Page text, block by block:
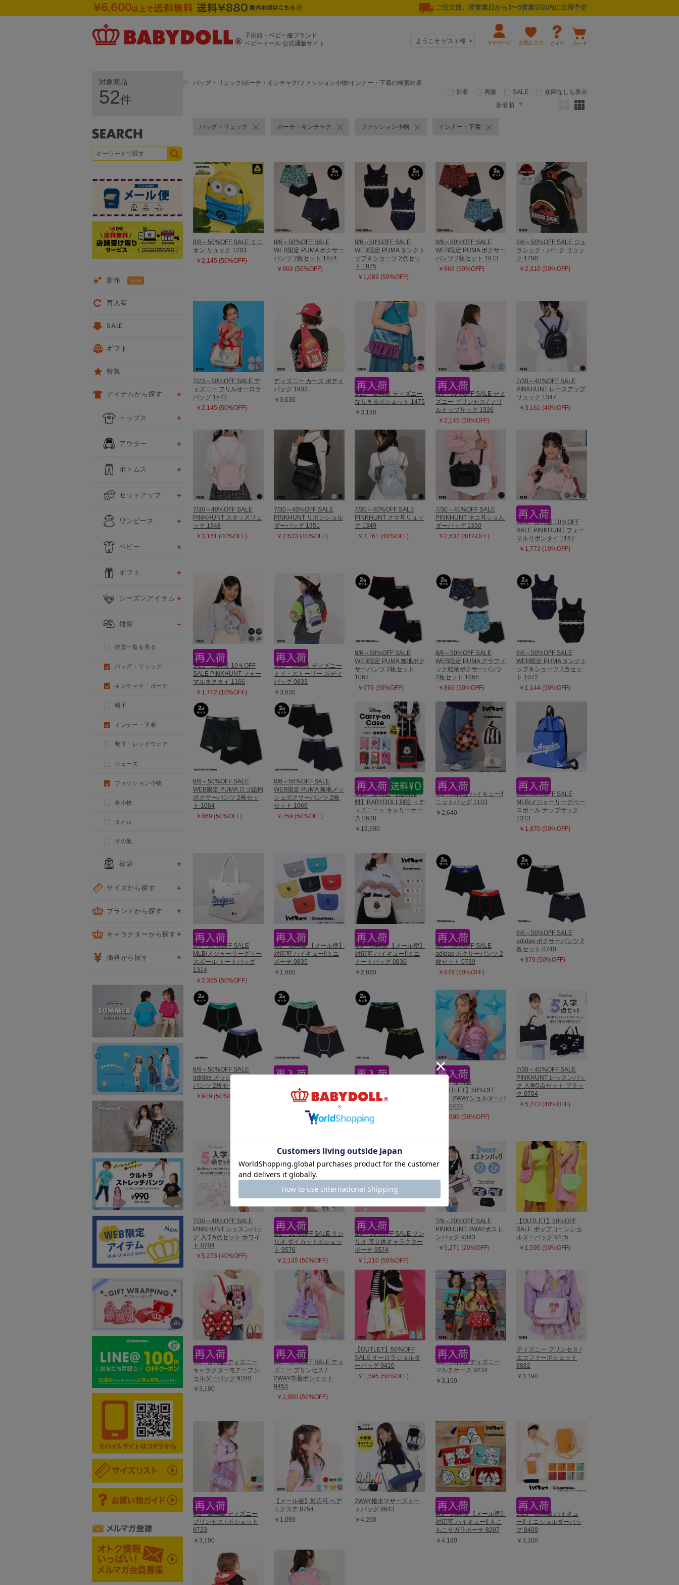
ご注文後、翌営業日から3〜5営業日以内に出荷予定
子供服・ベビー服ブランド
ベビードール 公式通販サイト
ようこそ ゲスト様
バッグ・リュック/ポーチ・キンチャク/ファッション小物/インナー・下着の検索結果
新着
再販 SALE
在庫なしも表示
新着順
バッグ・リュック ポーチ・キンチャク ファッション小物 インナー・下着
8/6～50%OFF SALE ミニ
オン リュック 1283
￥2,145 (50%OFF)
8/6～50%OFF SALE
WEB限定 PUMA ボクサー
パンツ 2枚セット 1874
￥869 (50%OFF)
8/6～50%OFF SALE
WEB限定 PUMA タンクト
ップ＆ショーツ 2点セッ
ト 1875
￥1,089 (50%OFF)
8/6～50%OFF SALE
WEB限定 PUMA ボクサー
パンツ 2枚セット 1873
￥869 (50%OFF)
8/6～50%OFF SALE ジュ
ラシック・パーク リュッ
ク 1298
￥2,310 (50%OFF)
7/23～50%OFF SALE デ
ィズニー フリルオーロラ
バッグ 1573
￥2,145 (50%OFF)
ディズニー カーズ ボディ
バッグ 1603
￥3,630
3/23一部再販 ディズニー
なりきるポシェット 1475
￥3,190
8/6～50%OFF SALE ディ
ズニー プリンセス / フリ
ルナップサック 1326
￥2,145 (50%OFF)
7/30～40%OFF SALE
PINKHUNT レースアップ
リュック 1347
￥3,161 (40%OFF)
7/30～40%OFF SALE
PINKHUNT スタッズリュ
ック 1348
￥3,161 (40%OFF)
7/30～40%OFF SALE
PINKHUNT リボンショル
ダーバッグ 1351
￥2,633 (40%OFF)
7/30～40%OFF SALE
PINKHUNT クマ耳リュッ
ク 1349
￥3,161 (40%OFF)
7/30～40%OFF SALE
PINKHUNT ネコ耳ショル
ダーバッグ 1350
￥2,633 (40%OFF)
3/23一部再販 10％OFF
SALE PINKHUNT フォー
マルリボンタイ 1167
￥1,772 (10%OFF)
3/23一部再販 10％OFF
SALE PINKHUNT フォー
マルネクタイ 1166
￥1,772 (10%OFF)
3/23一部再販 ディズニー
トイ・ストーリー ボディ
バッグ 0833
￥3,630
8/6～50%OFF SALE
WEB限定 PUMA 無地ボク
サーパンツ 2枚セット
1063
￥979 (50%OFF)
8/6～50%OFF SALE
WEB限定 PUMA グラフィ
ック総柄ボクサーパンツ
2枚セット 1065
￥869 (50%OFF)
8/6～50%OFF SALE
WEB限定 PUMA タンクト
ップ＆ショーツ 2点セッ
ト 1072
￥1,144 (50%OFF)
8/6～50%OFF SALE
WEB限定 PUMA ロゴ総柄
ボクサーパンツ 2枚セッ
ト 1064
￥869 (50%OFF)
8/6～50%OFF SALE
WEB限定 PUMA 無地メッ
シュボクサーパンツ 2枚
セット 1066
￥759 (50%OFF)
5/18一部再販 【送料無
料】BABYDOLL別注 ＜デ
ィズニー＞ キャリーケー
ス 0638
￥19,690
4/3一部再販 ハイキュー!!
ニットバッグ 1103
￥2,640
8/6～50%OFF SALE
MLB/メジャーリーグベー
スボール ナップサック
1313
￥1,870 (50%OFF)
8/6～50%OFF SALE
MLB/メジャーリーグベー
スボール トートバッグ
1314
￥2,365 (50%OFF)
4/3一部再販 【メール便】
対応可 ハイキュー!!ミニ
ポーチ 0835
￥1,980
4/3一部再販 【メール便】
対応可 ハイキュー!!ミニ
トートバッグ 0836
￥2,860
8/6～50%OFF SALE
adidas ボクサーパンツ 2
枚セット 0739
￥979 (50%OFF)
8/6～50%OFF SALE
adidas ボクサーパンツ 2
枚セット 0740
￥979 (50%OFF)
8/6～50%OFF SALE
adidas メッシュボクサー
パンツ 2枚セット 0741
￥979 (50%OFF)
umbro ボクサーパンツ 2
枚セット 0742
￥814 (50%OFF)
umbro ボクサーパンツ 2
枚セット 0744
6/19一部再販
【OUTLET】50%OFF
SALE 2WAYショルダーバ
ッグ 0424
￥2,695 (50%OFF)
7/30～40%OFF SALE
PINKHUNT レッスンバッ
グ 入学5点セット ブラッ
ク 0704
￥5,273 (40%OFF)
7/30～40%OFF SALE
PINKHUNT レッスンバッ
グ 入学5点セット ホワイ
ト 0704
￥5,273 (40%OFF)
8/6～50%OFF SALE サン
リオ ダイカットポシェッ
ト 9576
￥2,145 (50%OFF)
8/6～50%OFF SALE サン
リオ 耳立体キャラクター
ポーチ 9574
￥1,210 (50%OFF)
7/9～20%OFF SALE
PINKHUNT 3WAYボスト
ンバッグ 9343
￥5,271 (20%OFF)
【OUTLET】50%OFF
SALE ポップコーンショ
ルダーバッグ 9415
￥1,595 (50%OFF)
4/3一部再販 ディズニー
キャラクターモチーフシ
ョルダーバッグ 9280
￥3,190
8/6～50%OFF SALE ディ
ズニー プリンセス /
2WAY巾着ポシェット
9453
￥1,980 (50%OFF)
【OUTLET】50%OFF
SALE オーロラショルダ
ーバッグ 9410
￥1,595 (50%OFF)
4/3一部再販 ディズニー
マルチケース 9234
￥3,190
ディズニー プリンセス /
エコファーポシェット
8882
￥3,190
4/3一部再販 ディズニー
プリンセス / ポシェット
8723
￥3,190
【メール便】対応可 ヘア
エクステ 8754
￥1,089
2WAY撥水マザーズトー
トバッグ 8643
￥4,290
4/3一部再販 【メール便】
対応可 ハイキュー!! もこ
もこサガラポーチ 8297
￥4,180
3/23一部再販 ハイキュ
ー!! ミニショルダーバッ
グ 8409
￥3,300
対象商品
52件
新作
再入荷
SALE
ギフト
特集
アイテムから探す
トップス
アウター
ボトムス
セットアップ
ワンピース
ベビー
ギフト
シーズンアイテム
雑貨
雑貨一覧を見る
バッグ・リュック
キンチャク・ポーチ
帽子
インナー・下着
靴下・レッグウェア
シューズ
ファッション小物
冬小物
タオル
その他
福袋
サイズから探す
ブランドから探す
キャラクターから探す
価格から探す